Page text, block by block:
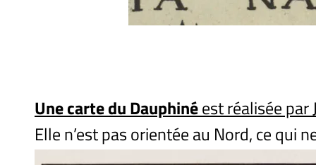
Une carte du Dauphinéest réalisée par
Elle n’est pas orientée au Nord, ce qui